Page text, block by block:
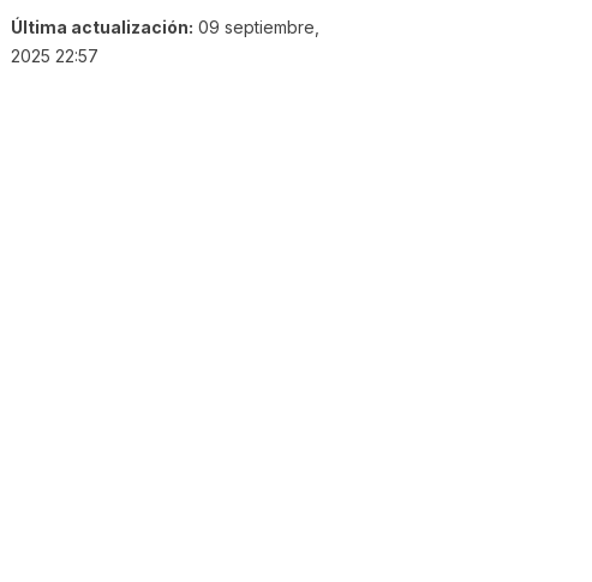
Última actualización: 09 septiembre,
2025 22:57